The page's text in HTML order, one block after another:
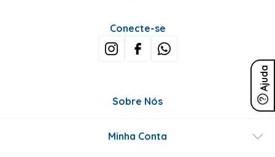
Ajuda
Conecte-se
Sobre Nós
Minha Conta